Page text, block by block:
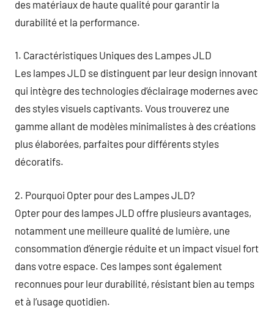
des matériaux de haute qualité pour garantir la
durabilité et la performance.
1. Caractéristiques Uniques des Lampes JLD
Les lampes JLD se distinguent par leur design innovant
qui intègre des technologies d’éclairage modernes avec
des styles visuels captivants. Vous trouverez une
gamme allant de modèles minimalistes à des créations
plus élaborées, parfaites pour différents styles
décoratifs.
2. Pourquoi Opter pour des Lampes JLD?
Opter pour des lampes JLD offre plusieurs avantages,
notamment une meilleure qualité de lumière, une
consommation d’énergie réduite et un impact visuel fort
dans votre espace. Ces lampes sont également
reconnues pour leur durabilité, résistant bien au temps
et à l’usage quotidien.